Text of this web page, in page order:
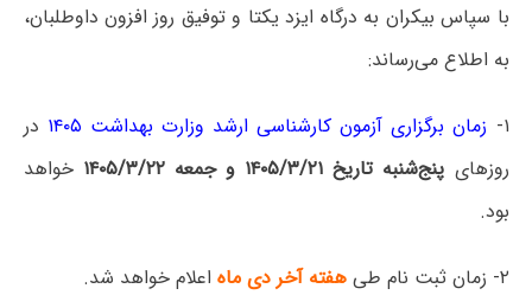
با سپاس بیکران به درگاه ایزد یکتا و توفیق روز افزون داوطلبان،
به اطلاع می‌رساند:
۱- زمان برگزاری آزمون کارشناسی ارشد وزارت بهداشت ۱۴۰۵
در
روزهای پنج‌شنبه تاریخ ۱۴۰۵/۳/۲۱ و جمعه ۱۴۰۵/۳/۲۲
خواهد
بود.
۲- زمان ثبت نام طی هفته آخر دی ماه اعلام خواهد شد.